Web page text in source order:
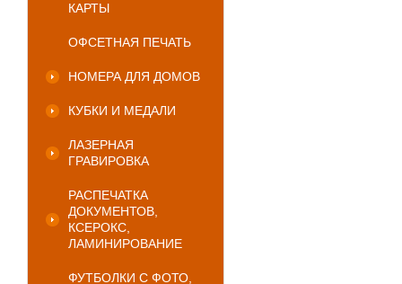
КАРТЫ
ОФСЕТНАЯ ПЕЧАТЬ
НОМЕРА ДЛЯ ДОМОВ
КУБКИ И МЕДАЛИ
ЛАЗЕРНАЯ
ГРАВИРОВКА
РАСПЕЧАТКА
ДОКУМЕНТОВ,
КСЕРОКС,
ЛАМИНИРОВАНИЕ
ФУТБОЛКИ С ФОТО,